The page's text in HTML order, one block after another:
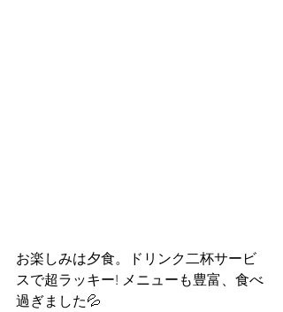
お楽しみは夕食。ドリンク二杯サービ
スで超ラッキー! メニューも豊富、食べ
過ぎました💦